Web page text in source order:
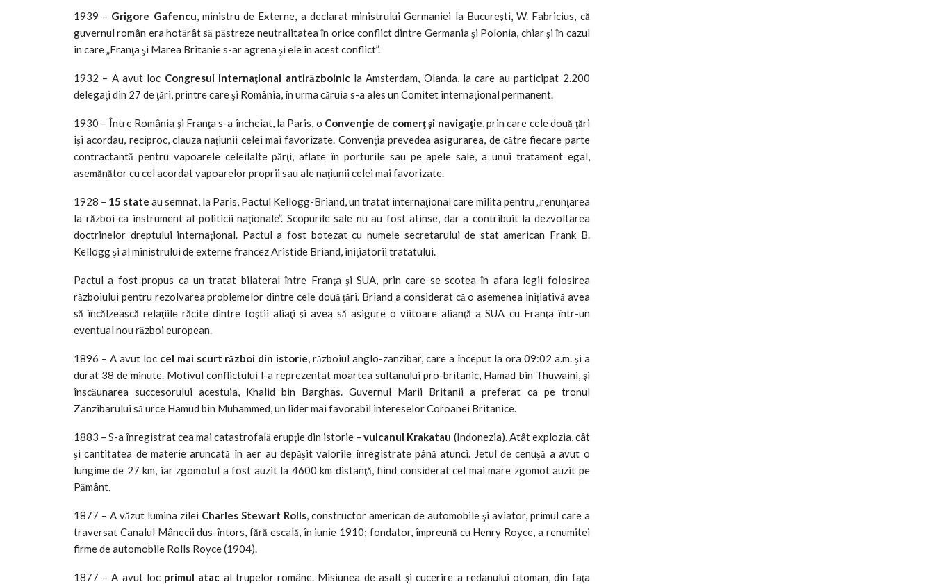
1939 – Grigore Gafencu, ministru de Externe, a declarat ministrului Germaniei la Bucureşti, W. Fabricius, că
guvernul român era hotărât să păstreze neutralitatea în orice conflict dintre Germania şi Polonia, chiar şi în cazul
în care „Franţa şi Marea Britanie s-ar agrena şi ele în acest conflict”.
1932 – A avut loc Congresul Internaţional antirăzboinicla Amsterdam, Olanda, la care au participat 2.200
delegaţi din 27 de ţări, printre care şi România, în urma căruia s-a ales un Comitet internaţional permanent.
1930 – Între România şi Franţa s-a încheiat, la Paris, o Convenţie de comerţ şi navigaţie, prin care cele două ţări
îşi acordau, reciproc, clauza naţiunii celei mai favorizate. Convenţia prevedea asigurarea, de către fiecare parte
contractantă pentru vapoarele celeilalte părţi, aflate în porturile sau pe apele sale, a unui tratament egal,
asemănător cu cel acordat vapoarelor proprii sau ale naţiunii celei mai favorizate.
1928 – 15 state au semnat, la Paris, Pactul Kellogg-Briand, un tratat internaţional care milita pentru „renunţarea
la război ca instrument al politicii naţionale”. Scopurile sale nu au fost atinse, dar a contribuit la dezvoltarea
doctrinelor dreptului internaţional. Pactul a fost botezat cu numele secretarului de stat american Frank B.
Kellogg şi al ministrului de externe francez Aristide Briand, iniţiatorii tratatului.
Pactul a fost propus ca un tratat bilateral între Franţa şi SUA, prin care se scotea în afara legii folosirea
războiului pentru rezolvarea problemelor dintre cele două ţări. Briand a considerat că o asemenea iniţiativă avea
să încălzească relaţiile răcite dintre foştii aliaţi şi avea să asigure o viitoare alianţă a SUA cu Franţa într-un
eventual nou război european.
1896 – A avut loc cel mai scurt război din istorie, războiul anglo-zanzibar, care a început la ora 09:02 a.m. şi a
durat 38 de minute. Motivul conflictului l-a reprezentat moartea sultanului pro-britanic, Hamad bin Thuwaini, şi
înscăunarea succesorului acestuia, Khalid bin Barghas. Guvernul Marii Britanii a preferat ca pe tronul
Zanzibarului să urce Hamud bin Muhammed, un lider mai favorabil intereselor Coroanei Britanice.
1883 – S-a înregistrat cea mai catastrofală erupţie din istorie –vulcanul Krakatau (Indonezia). Atât explozia, cât
şi cantitatea de materie aruncată în aer au depăşit valorile înregistrate până atunci. Jetul de cenuşă a avut o
lungime de 27 km, iar zgomotul a fost auzit la 4600 km distanţă, fiind considerat cel mai mare zgomot auzit pe
Pământ.
1877 – A văzut lumina zilei Charles Stewart Rolls, constructor american de automobile şi aviator, primul care a
traversat Canalul Mânecii dus-întors, fără escală, în iunie 1910; fondator, împreună cu Henry Royce, a renumitei
firme de automobile Rolls Royce (1904).
1877 – A avut loc primul atac al trupelor române. Misiunea de asalt şi cucerire a redanului otoman, din faţa